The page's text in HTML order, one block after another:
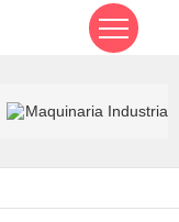
Maquinaria Industrial